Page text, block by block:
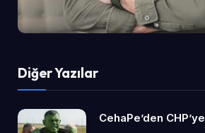
Diğer Yazılar
CehaPe’den CHP’ye